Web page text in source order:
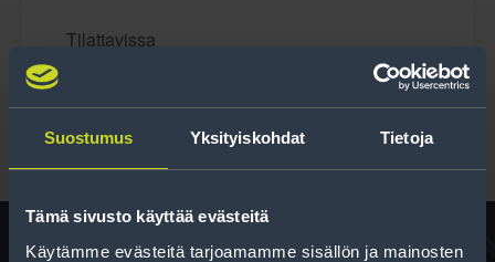
Suostumus Yksityiskohdat Tietoja
Tämä sivusto käyttää evästeitä
Käytämme evästeitä tarjoamamme sisällön ja mainosten
Tilattavissa